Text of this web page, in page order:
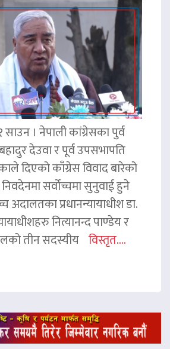
साउन । नेपाली कांग्रेसका पुर्व
देउवा र पूर्व उपसभापति
दिएको काँग्रेस विवाद बारेको
सर्वोच्चमा सुनुवाई हुने
अदालतका प्रधानन्यायाधीश डा.
नित्यानन्द पाण्डेय र
तीन सदस्यीय विस्तृत....